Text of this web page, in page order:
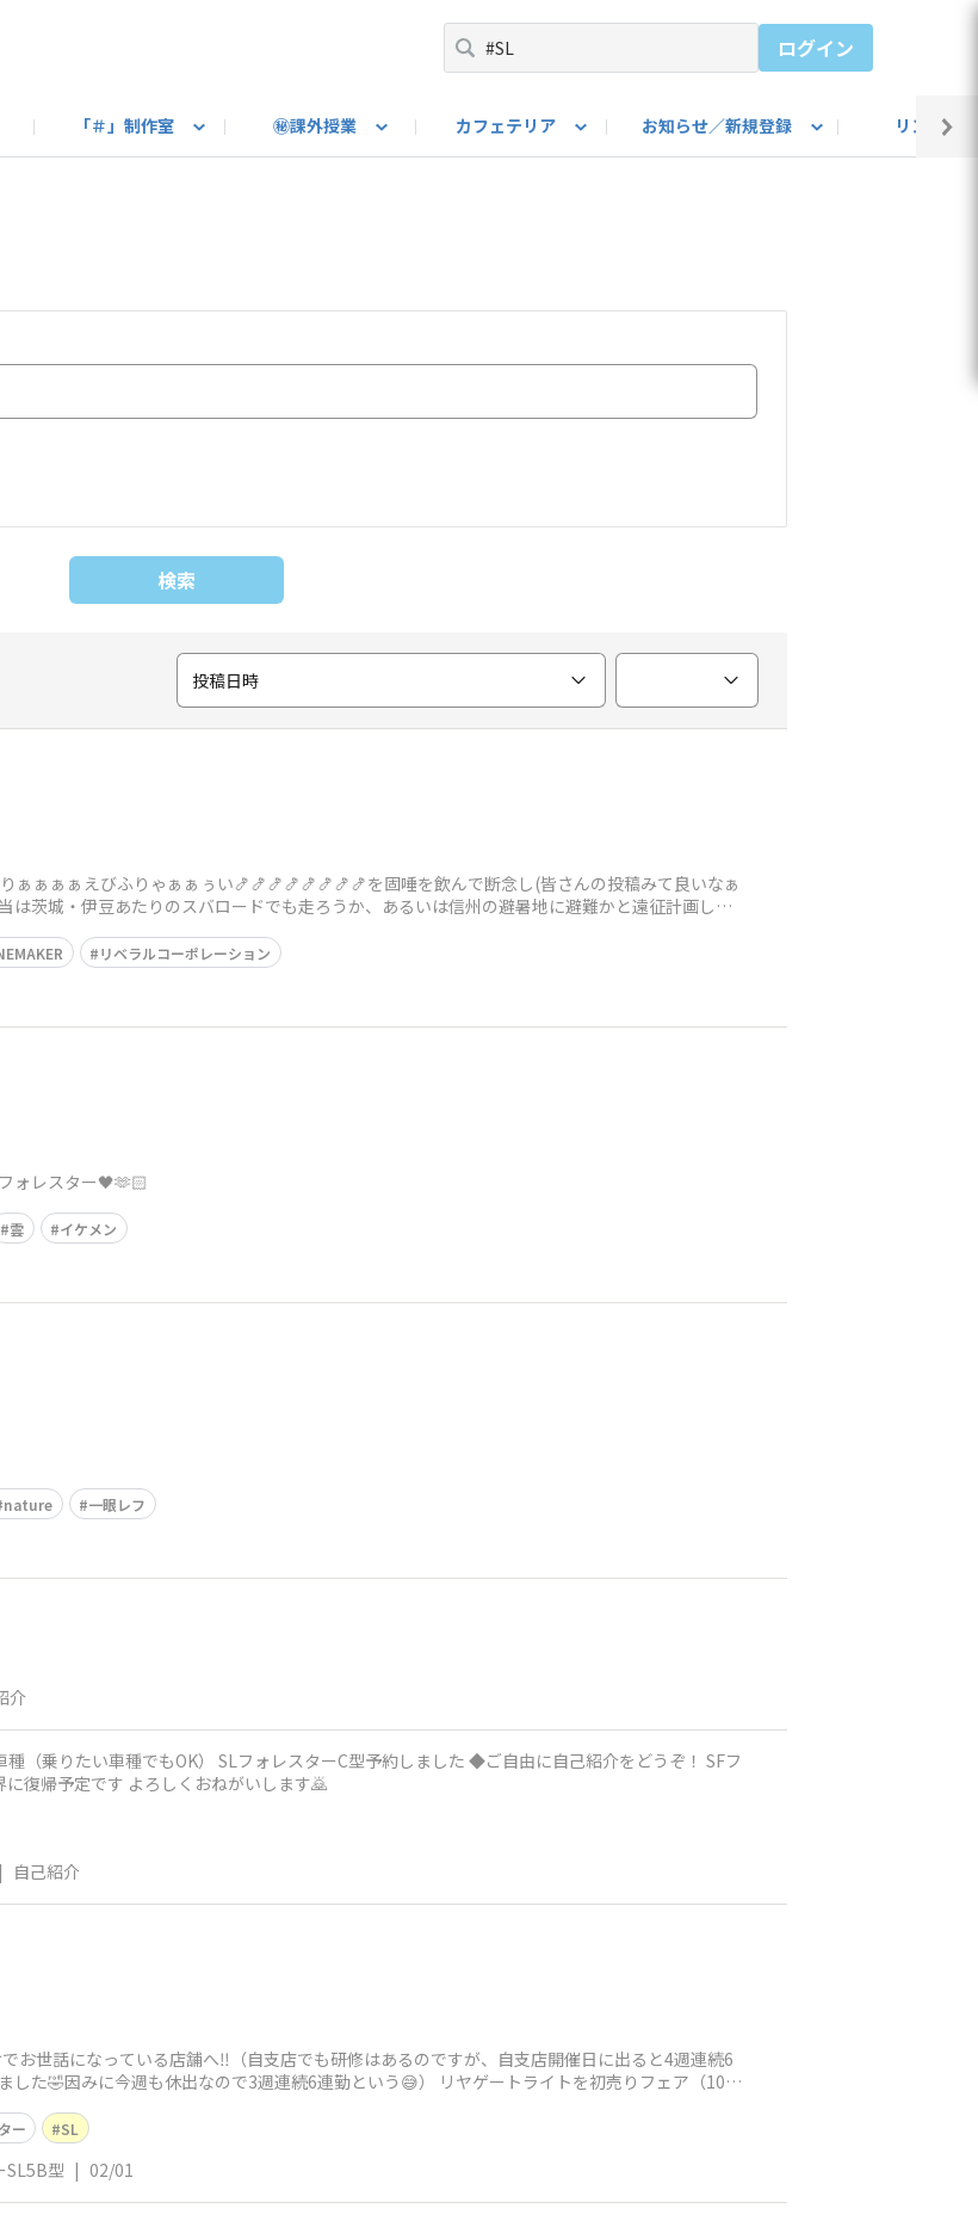
ログイン
「＃」制作室 ㊙課外授業 カフェテリア お知らせ／新規登録 リンク集
検索
投稿日時
ぁぁぁぁえびふりゃぁぁぅい🍤🍤🍤🍤🍤🍤🍤🍤を固唾を飲んで断念し(皆さんの投稿みて良いなぁ
は茨城・伊豆あたりのスバロードでも走ろうか、あるいは信州の避暑地に避難かと遠征計画して
リベラルコーポレーション
ォレスター🖤🫶🏻
雲 イケメン
nature 一眼レフ
介
復帰予定です よろしくおねがいします🙇
| 自己紹介
お世話になっている店舗へ‼️（自支店でも研修はあるのですが、自支店開催日に出ると4週連続6
した🤣因みに今週も休出なので3週連続6連勤という😅） リヤゲートライトを初売りフェア（10%
ー SL
型 | 02/01